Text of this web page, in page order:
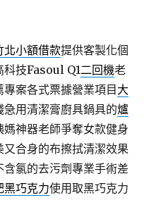
北小額借款提供客製化個
科技Fasoul Q1二回機老
案各式票據營業項目 大
用清潔膏廚具鍋具的爐
神器老師爭奪女款健身
又合身的布擦拭清潔效果
含氯的去污劑專業手術差
黑巧克力使用取黑巧克力